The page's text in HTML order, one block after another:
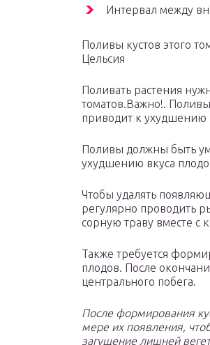
Интервал между
Поливы кустов этого
Цельсия
Поливать растения
томатов.Важно!.
приводит к ухудшению
Поливы должны быть
ухудшению вкуса
Чтобы удалять
регулярно проводить
сорную траву вместе с
Также требуется
плодов. После
центрального побега.
После формирования
мере их появления,
загущение лишней